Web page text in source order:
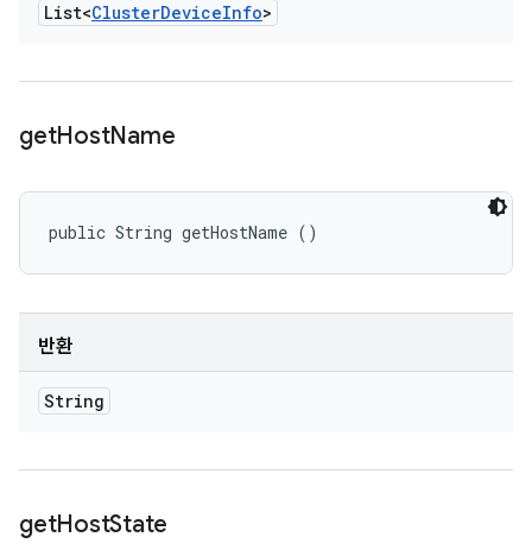
List<ClusterDeviceInfo>
getHostName
public String getHostName ()
반환
String
getHostState